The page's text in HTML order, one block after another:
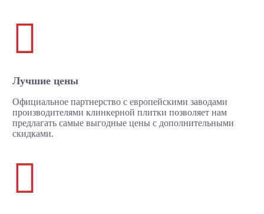

Лучшие цены
Официальное партнерство с европейскими заводами
производителями клинкерной плитки позволяет нам
предлагать самые выгодные цены с дополнительными
скидками.
